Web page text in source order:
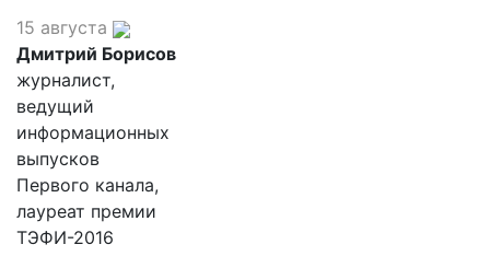
15 августа
Дмитрий Борисов
журналист,
ведущий
информационных
выпусков
Первого канала,
лауреат премии
ТЭФИ-2016